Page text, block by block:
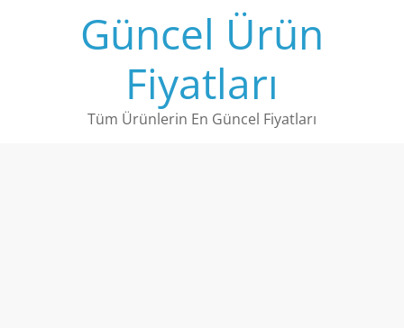
Güncel Ürün
Fiyatları
Tüm Ürünlerin En Güncel Fiyatları